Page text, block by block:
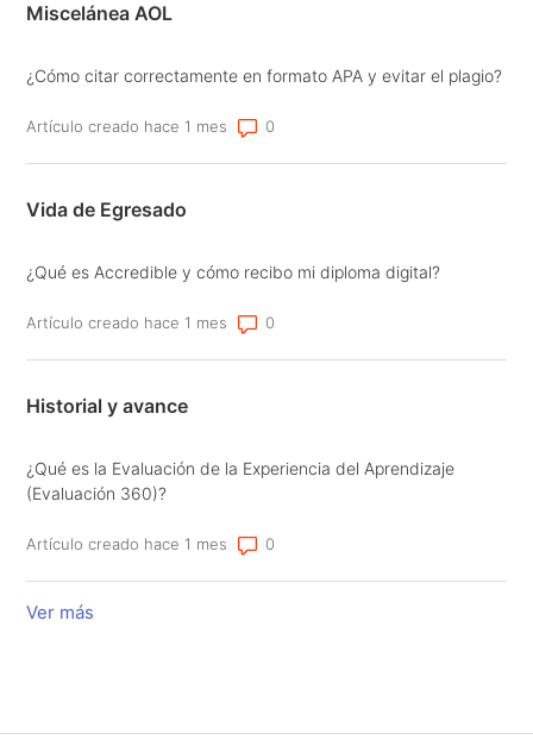
Miscelánea AOL
¿Cómo citar correctamente en formato APA y evitar el plagio?
Artículo creado hace 1 mes
Vida de Egresado
¿Qué es Accredible y cómo recibo mi diploma digital?
Artículo creado hace 1 mes
Historial y avance
¿Qué es la Evaluación de la Experiencia del Aprendizaje
(Evaluación 360)?
Artículo creado hace 1 mes
Ver más